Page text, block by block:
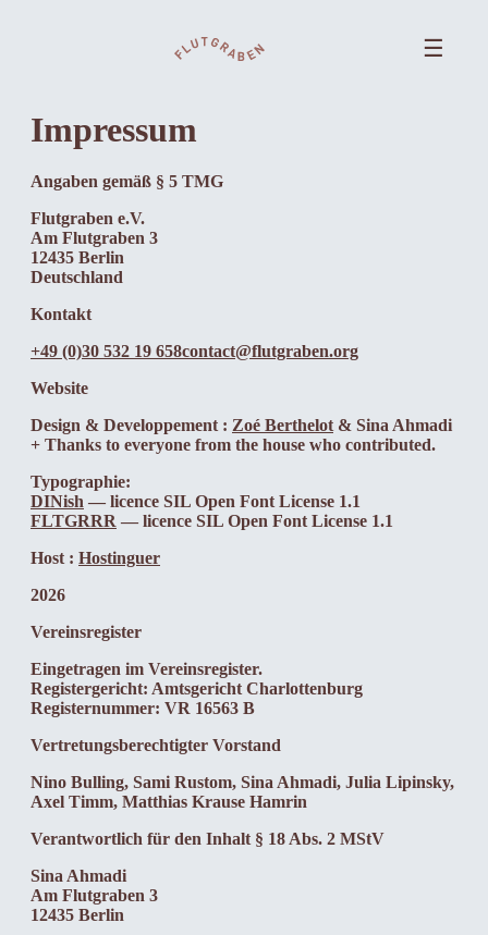
☰
Impressum
Angaben gemäß § 5 TMG
Flutgraben e.V.
Am Flutgraben 3
12435 Berlin
Deutschland
Kontakt
+49 (0)30 532 19 658contact@flutgraben.org
Website
Design & Developpement : Zoé Berthelot & Sina Ahmadi
+ Thanks to everyone from the house who contributed.
Typographie:
DINish — licence SIL Open Font License 1.1
FLTGRRR — licence SIL Open Font License 1.1
Host : Hostinguer
2026
Vereinsregister
Eingetragen im Vereinsregister.
Registergericht: Amtsgericht Charlottenburg
Registernummer: VR 16563 B
Vertretungsberechtigter Vorstand
Nino Bulling, Sami Rustom, Sina Ahmadi, Julia Lipinsky,
Axel Timm, Matthias Krause Hamrin
Verantwortlich für den Inhalt § 18 Abs. 2 MStV
Sina Ahmadi
Am Flutgraben 3
12435 Berlin